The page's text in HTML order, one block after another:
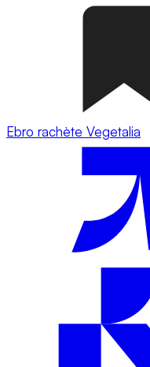
Ebro rachète Vegetalia